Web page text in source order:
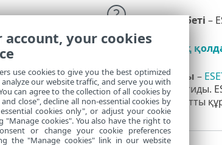
Анықтама беті –
Техникалық
Білім базасы –
шешімдерін қамтиды.
арналған өте қуатты
account, your cookies
use cookies to give you the best optimized
our website traffic, and serve you with
can agree to the collection of all cookies by
close", decline all non-essential cookies by
cookies only", or adjust your cookie
"Manage cookies". You also have the right to
or change your cookie preferences
the "Manage cookies" link in our website